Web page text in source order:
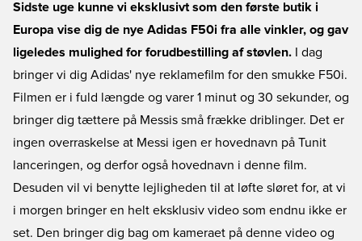
Sidste uge kunne vi eksklusivt som den første butik i
Europa vise dig de nye Adidas F50i fra alle vinkler, og gav
ligeledes mulighed for forudbestilling af støvlen. I dag
bringer vi dig Adidas' nye reklamefilm for den smukke F50i.
Filmen er i fuld længde og varer 1 minut og 30 sekunder, og
bringer dig tættere på Messis små frække driblinger. Det er
ingen overraskelse at Messi igen er hovednavn på Tunit
lanceringen, og derfor også hovednavn i denne film.
Desuden vil vi benytte lejligheden til at løfte sløret for, at vi
i morgen bringer en helt eksklusiv video som endnu ikke er
set. Den bringer dig bag om kameraet på denne video og